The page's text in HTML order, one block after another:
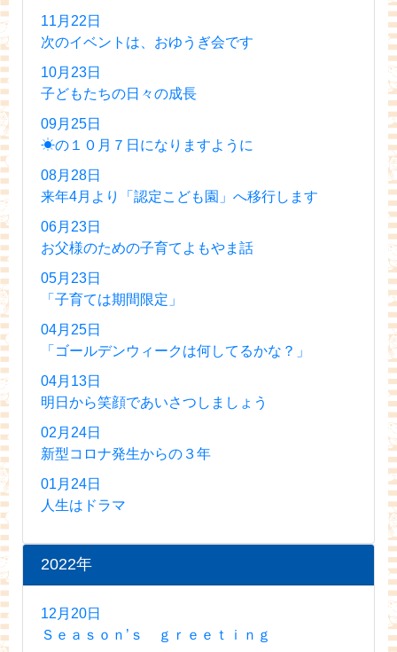
11月22日
次のイベントは、おゆうぎ会です
10月23日
子どもたちの日々の成長
09月25日
☀の１０月７日になりますように
08月28日
来年4月より「認定こども園」へ移行します
06月23日
お父様のための子育てよもやま話
05月23日
「子育ては期間限定」
04月25日
「ゴールデンウィークは何してるかな？」
04月13日
明日から笑顔であいさつしましょう
02月24日
新型コロナ発生からの３年
01月24日
人生はドラマ
2022年
12月20日
Ｓｅａｓｏｎ’ｓ ｇｒｅｅｔｉｎｇ